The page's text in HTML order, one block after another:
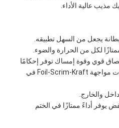
يجعل من السهل تطبيقه.
لكل من الحرارة والضوء.
قوي وقوة إمساك توفر إحكامًا
دائمًا وترابطًا على وصلات ودرزات مواجهة Foil-Scrim-Kraft في
والخارج.
يوفر أداءً ممتازًا في الختم